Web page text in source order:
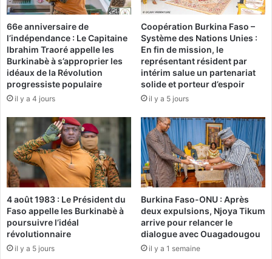
o
r
i
s
a
t
i
o
n
s
e
g
n
s
s
d
e
c
o
r
r
u
p
t
é
l
c
t
o
r
66e anniversaire de
l’indépendance : Le Capitaine
Ibrahim Traoré appelle les
Burkinabè à s’approprier les
idéaux de la Révolution
progressiste populaire
il y a 4 jours
Coopération Burkina Faso –
Système des Nations Unies :
En fin de mission, le
représentant résident par
intérim salue un partenariat
solide et porteur d’espoir
il y a 5 jours
4 août 1983 : Le Président du
Faso appelle les Burkinabè à
poursuivre l’idéal
révolutionnaire
il y a 5 jours
Burkina Faso-ONU : Après
deux expulsions, Njoya Tikum
arrive pour relancer le
dialogue avec Ouagadougou
il y a 1 semaine